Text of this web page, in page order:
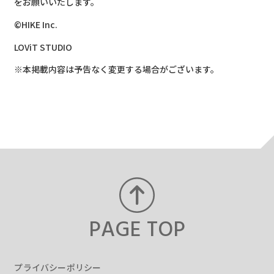
©HIKE Inc.
LOViT STUDIO
※本掲載内容は予告なく変更する場合がございます。​
PAGE TOP
プライバシーポリシー